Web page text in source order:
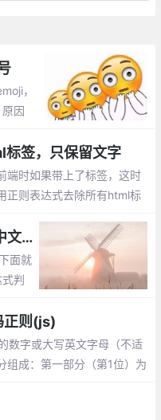
，
因
的utf
。
签，只保留文字
端时如果带上了标签，这时
正则表达式去除所有html标
JavaScript判断字符串包含中文字符的方法总结
面就
判
正则(js)
数字或大写英文字母（不适
组成：第一部分（第1位）为